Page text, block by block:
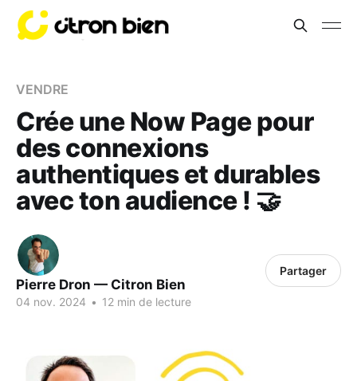
VENDRE
Crée une Now Page pour
des connexions
authentiques et durables
avec ton audience ! 🤝
Pierre Dron — Citron Bien
04 nov. 2024 • 12 min de lecture
Partager